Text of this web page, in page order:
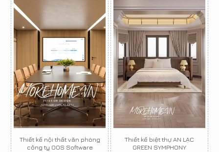
Thiết kế nội thất văn phòng
công ty OOS Software
Thiết kế biệt thự AN LẠC
GREEN SYMPHONY